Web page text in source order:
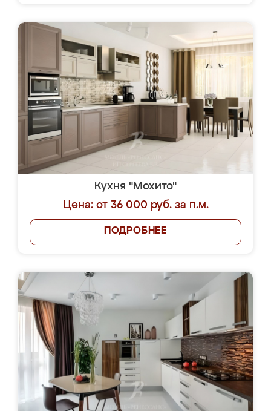
Кухня "Мохито"
Цена: от 36 000 руб. за п.м.
ПОДРОБНЕЕ